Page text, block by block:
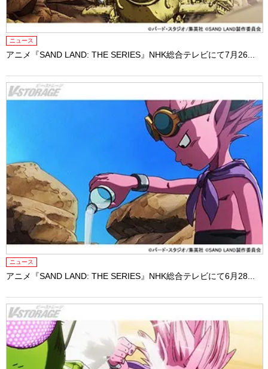
ニュース
アニメ『SAND LAND: THE SERIES』NHK総合テレビにて7月26...
ニュース
アニメ『SAND LAND: THE SERIES』NHK総合テレビにて6月28...